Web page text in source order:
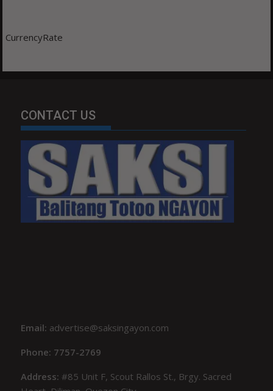
CurrencyRate
CONTACT US
Email: advertise@saksingayon.com
Phone: 7757-2769
Address:#85 Unit F, Scout Rallos St., Brgy. Sacred